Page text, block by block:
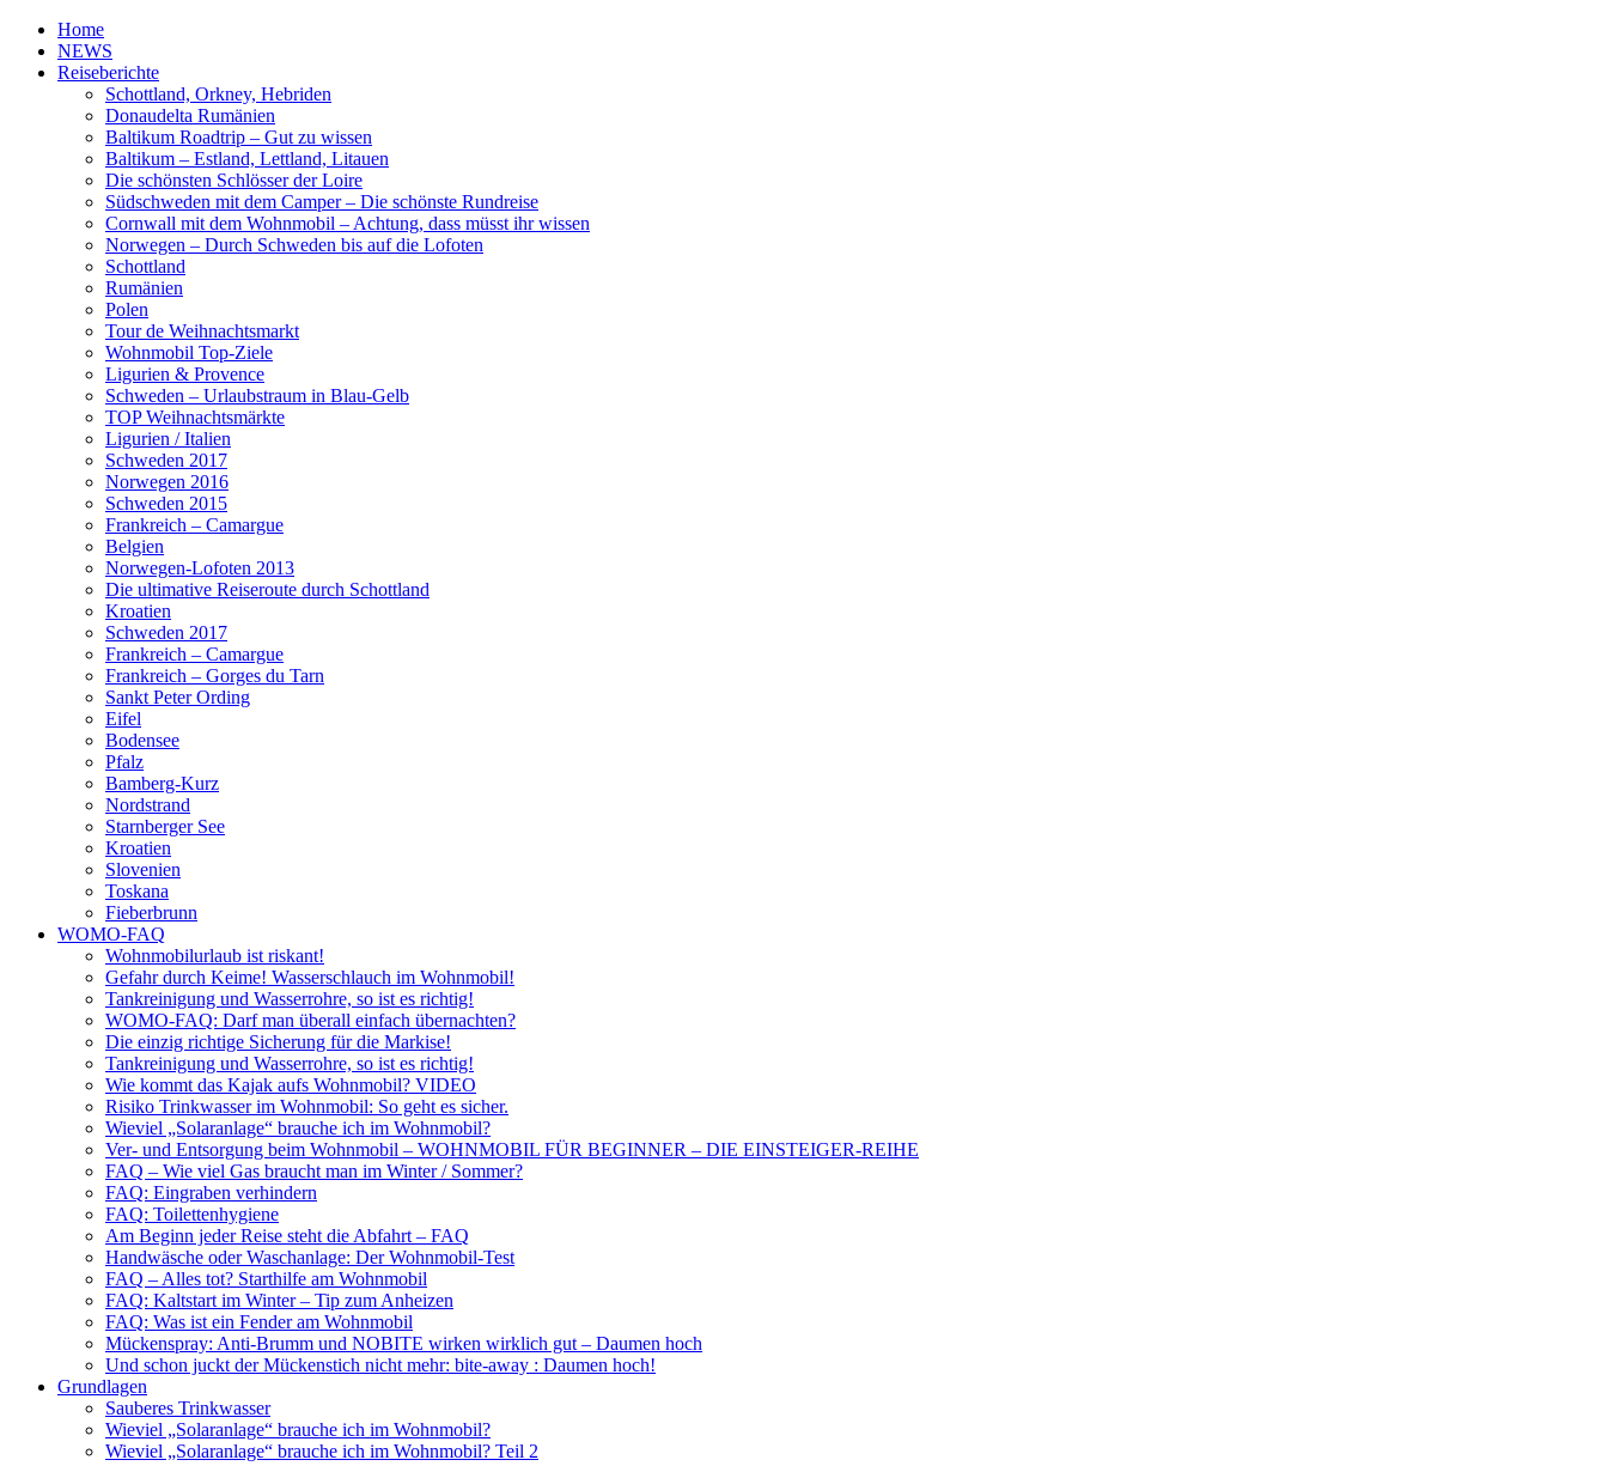
Home
NEWS
Reiseberichte
Schottland, Orkney, Hebriden
Donaudelta Rumänien
Baltikum Roadtrip – Gut zu wissen
Baltikum – Estland, Lettland, Litauen
Die schönsten Schlösser der Loire
Südschweden mit dem Camper – Die schönste Rundreise
Cornwall mit dem Wohnmobil – Achtung, dass müsst ihr wissen
Norwegen – Durch Schweden bis auf die Lofoten
Schottland
Rumänien
Polen
Tour de Weihnachtsmarkt
Wohnmobil Top-Ziele
Ligurien & Provence
Schweden – Urlaubstraum in Blau-Gelb
TOP Weihnachtsmärkte
Ligurien / Italien
Schweden 2017
Norwegen 2016
Schweden 2015
Frankreich – Camargue
Belgien
Norwegen-Lofoten 2013
Die ultimative Reiseroute durch Schottland
Kroatien
Schweden 2017
Frankreich – Camargue
Frankreich – Gorges du Tarn
Sankt Peter Ording
Eifel
Bodensee
Pfalz
Bamberg-Kurz
Nordstrand
Starnberger See
Kroatien
Slovenien
Toskana
Fieberbrunn
WOMO-FAQ
Wohnmobilurlaub ist riskant!
Gefahr durch Keime! Wasserschlauch im Wohnmobil!
Tankreinigung und Wasserrohre, so ist es richtig!
WOMO-FAQ: Darf man überall einfach übernachten?
Die einzig richtige Sicherung für die Markise!
Tankreinigung und Wasserrohre, so ist es richtig!
Wie kommt das Kajak aufs Wohnmobil? VIDEO
Risiko Trinkwasser im Wohnmobil: So geht es sicher.
Wieviel „Solaranlage“ brauche ich im Wohnmobil?
Ver- und Entsorgung beim Wohnmobil – WOHNMOBIL FÜR BEGINNER – DIE EINSTEIGER-REIHE
FAQ – Wie viel Gas braucht man im Winter / Sommer?
FAQ: Eingraben verhindern
FAQ: Toilettenhygiene
Am Beginn jeder Reise steht die Abfahrt – FAQ
Handwäsche oder Waschanlage: Der Wohnmobil-Test
FAQ – Alles tot? Starthilfe am Wohnmobil
FAQ: Kaltstart im Winter – Tip zum Anheizen
FAQ: Was ist ein Fender am Wohnmobil
Mückenspray: Anti-Brumm und NOBITE wirken wirklich gut – Daumen hoch
Und schon juckt der Mückenstich nicht mehr: bite-away : Daumen hoch!
Grundlagen
Sauberes Trinkwasser
Wieviel „Solaranlage“ brauche ich im Wohnmobil?
Wieviel „Solaranlage“ brauche ich im Wohnmobil? Teil 2